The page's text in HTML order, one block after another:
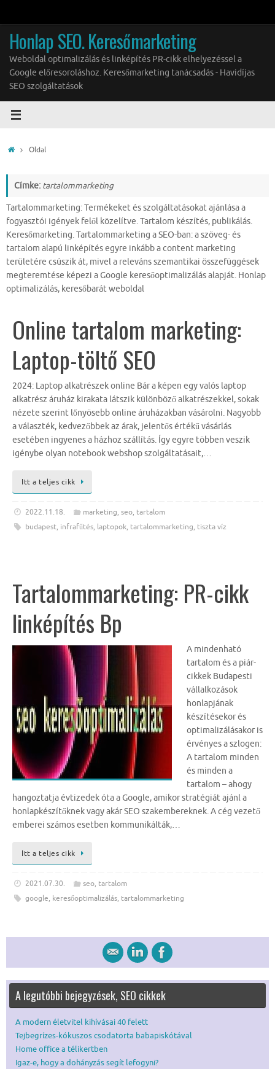
tartalomra
Honlap SEO. Keresőmarketing
Weboldal optimalizálás és linképítés PR-cikk elhelyezéssel a
Google előresoroláshoz. Keresőmarketing tanácsadás - Havidíjas
SEO szolgáltatások
HomeOldal
Címke: tartalommarketing
Tartalommarketing: Termékeket és szolgáltatásokat ajánlása a
fogyasztói igények felől közelítve. Tartalom készítés, publikálás.
Keresőmarketing. Tartalommarketing a SEO-ban: a szöveg- és
tartalom alapú linképítés egyre inkább a content marketing
területére csúszik át, mivel a releváns szemantikai összefüggések
megteremtése képezi a Google keresőoptimalizálás alapját. Honlap
optimalizálás, keresőbarát weboldal
Online tartalom marketing:
Laptop-töltő SEO
2024: Laptop alkatrészek online Bár a képen egy valós laptop
alkatrész áruház kirakata látszik különböző alkatrészekkel, sokak
nézete szerint lőnyösebb online áruházakban vásárolni. Nagyobb
a választék, kedvezőbbek az árak, jelentős értékű vásárlás
esetében ingyenes a házhoz szállítás. Így egyre többen veszik
igénybe olyan notebook webshop szolgáltatásait,…
Itt a teljes cikk
2022.11.18. marketing,seo, tartalom
budapest, infrafűtés, laptopok, tartalommarketing, tiszta víz
Tartalommarketing: PR-cikk
linképítés Bp
A mindenható
tartalom és a piár-
cikkek Budapesti
vállalkozások
honlapjának
készítésekor és
optimalizálásakor is
érvényes a szlogen:
A tartalom minden
és minden a
tartalom – ahogy
hangoztatja évtizedek óta a Google, amikor stratégiát ajánl a
honlapkészítőknek vagy akár SEO szakembereknek. A cég vezető
emberei számos esetben kommunikálták,…
Itt a teljes cikk
2021.07.30. seo, tartalom
google, keresőoptimalizálás, tartalommarketing
A legutóbbi bejegyzések, SEO cikkek
A modern életvitel kihívásai 40 felett
Tejbegrízes-kókuszos csodatorta babapiskótával
Home office a télikertben
Igaz-e, hogy a dohányzás segít lefogyni?